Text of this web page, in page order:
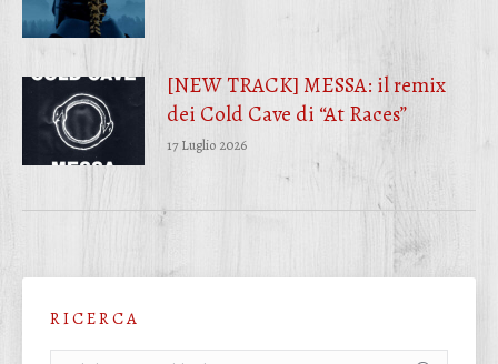
[NEW TRACK] MESSA: il remix
dei Cold Cave di “At Races”
17 Luglio 2026
R I C E R C A